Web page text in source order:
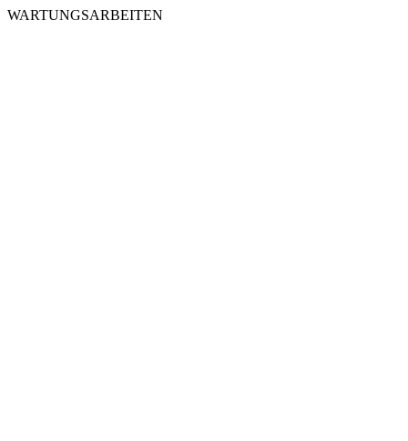
WARTUNGSARBEITEN